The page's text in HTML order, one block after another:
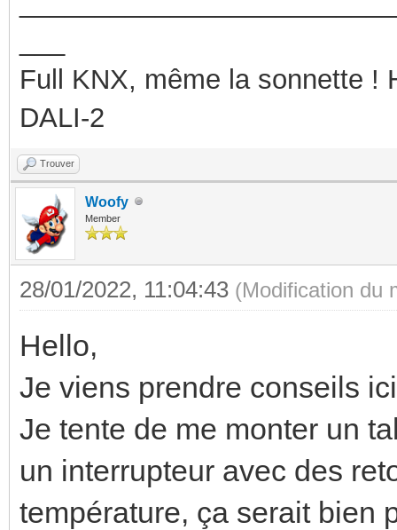
Full KNX, même la sonnette !
DALI-2
Trouver
Woofy
Member
28/01/2022, 11:04:43 (Modification du
Hello,
Je viens prendre conseils
Je tente de me monter un
un interrupteur avec des
température, ça serait bien